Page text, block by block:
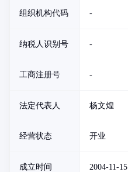
组织机构代码 -
纳税人识别号 -
工商注册号 -
法定代表人 杨文煌
经营状态 开业
成立时间 2004-11-15